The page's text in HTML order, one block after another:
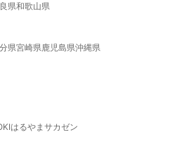
県和歌山県
県宮崎県鹿児島県沖縄県
はるやま サカゼン